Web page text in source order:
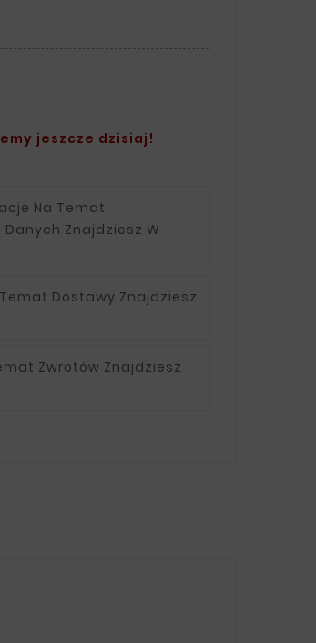
jeszcze dzisiaj!
Na Temat
Znajdziesz W
Dostawy Znajdziesz
Zwrotów Znajdziesz